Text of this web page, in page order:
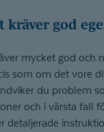
kräver god
mycket god och
som om det vore
du problem
och i värsta fall
detaljerade